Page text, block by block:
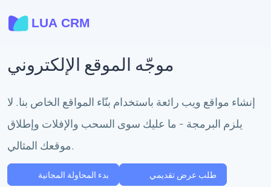
موجّه الموقع الإلكتروني
إنشاء مواقع ويب رائعة باستخدام بنّاء المواقع الخاص بنا. لا
يلزم البرمجة - ما عليك سوى السحب والإفلات وإطلاق
موقعك المثالي.
بدء المحاولة المجانية طلب عرض تقديمي